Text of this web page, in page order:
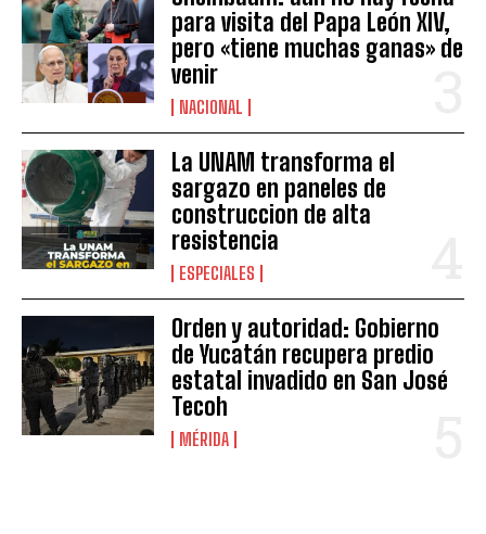
para visita del Papa León XIV,
pero «tiene muchas ganas» de
venir
NACIONAL
La UNAM transforma el
sargazo en paneles de
construccion de alta
resistencia
ESPECIALES
Orden y autoridad: Gobierno
de Yucatán recupera predio
estatal invadido en San José
Tecoh
MÉRIDA